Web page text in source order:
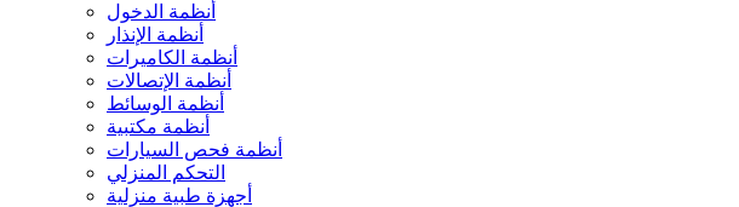
أنظمة الدخول
أنظمة الإنذار
أنظمة الكاميرات
أنظمة الإتصالات
أنظمة الوسائط
أنظمة مكتبية
أنظمة فحص السيارات
التحكم المنزلي
أجهزة طبية منزلية